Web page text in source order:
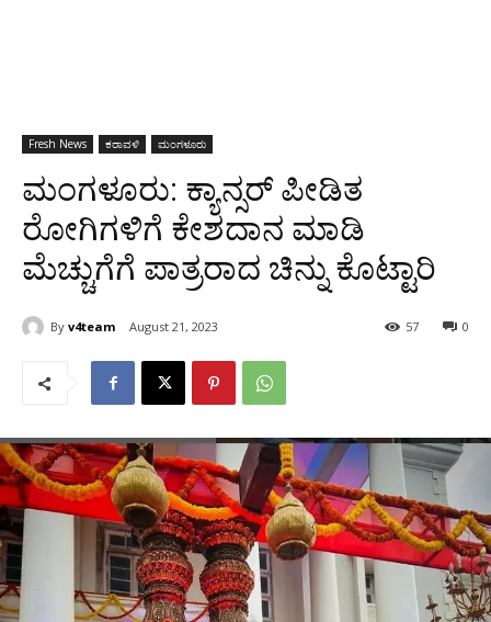
Fresh News ಕರಾವಳಿ ಮಂಗಳೂರು
ಮಂಗಳೂರು: ಕ್ಯಾನ್ಸರ್ ಪೀಡಿತ
ರೋಗಿಗಳಿಗೆ ಕೇಶದಾನ ಮಾಡಿ
ಮೆಚ್ಚುಗೆಗೆ ಪಾತ್ರರಾದ ಚಿನ್ನು ಕೊಟ್ಟಾರಿ
By v4team August 21, 2023 0
57